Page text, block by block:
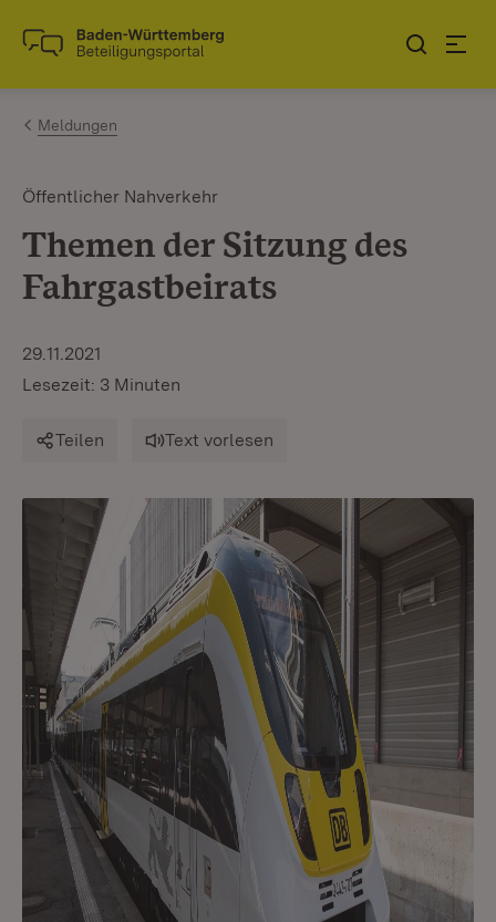
Zum Inhalt springen
Link zur Startseite
Meldungen
Öffentlicher Nahverkehr
Themen der Sitzung des
Fahrgastbeirats
29.11.2021
Lesezeit: 3 Minuten
Teilen Text vorlesen